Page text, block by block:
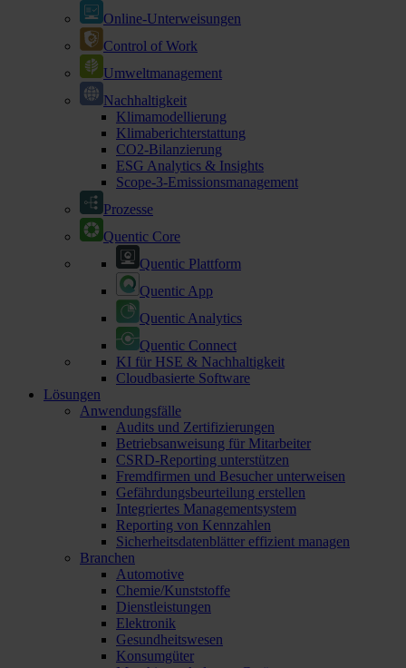
Online-Unterweisungen
Control of Work
Umweltmanagement
Nachhaltigkeit
Klimamodellierung
Klimaberichterstattung
CO2-Bilanzierung
ESG Analytics & Insights
Scope-3-Emissionsmanagement
Prozesse
Quentic Core
Quentic Plattform
Quentic App
Quentic Analytics
Quentic Connect
KI für HSE & Nachhaltigkeit
Cloudbasierte Software
Lösungen
Anwendungsfälle
Audits und Zertifizierungen
Betriebsanweisung für Mitarbeiter
CSRD-Reporting unterstützen
Fremdfirmen und Besucher unterweisen
Gefährdungsbeurteilung erstellen
Integriertes Managementsystem
Reporting von Kennzahlen
Sicherheitsdatenblätter effizient managen
Branchen
Automotive
Chemie/Kunststoffe
Dienstleistungen
Elektronik
Gesundheitswesen
Konsumgüter